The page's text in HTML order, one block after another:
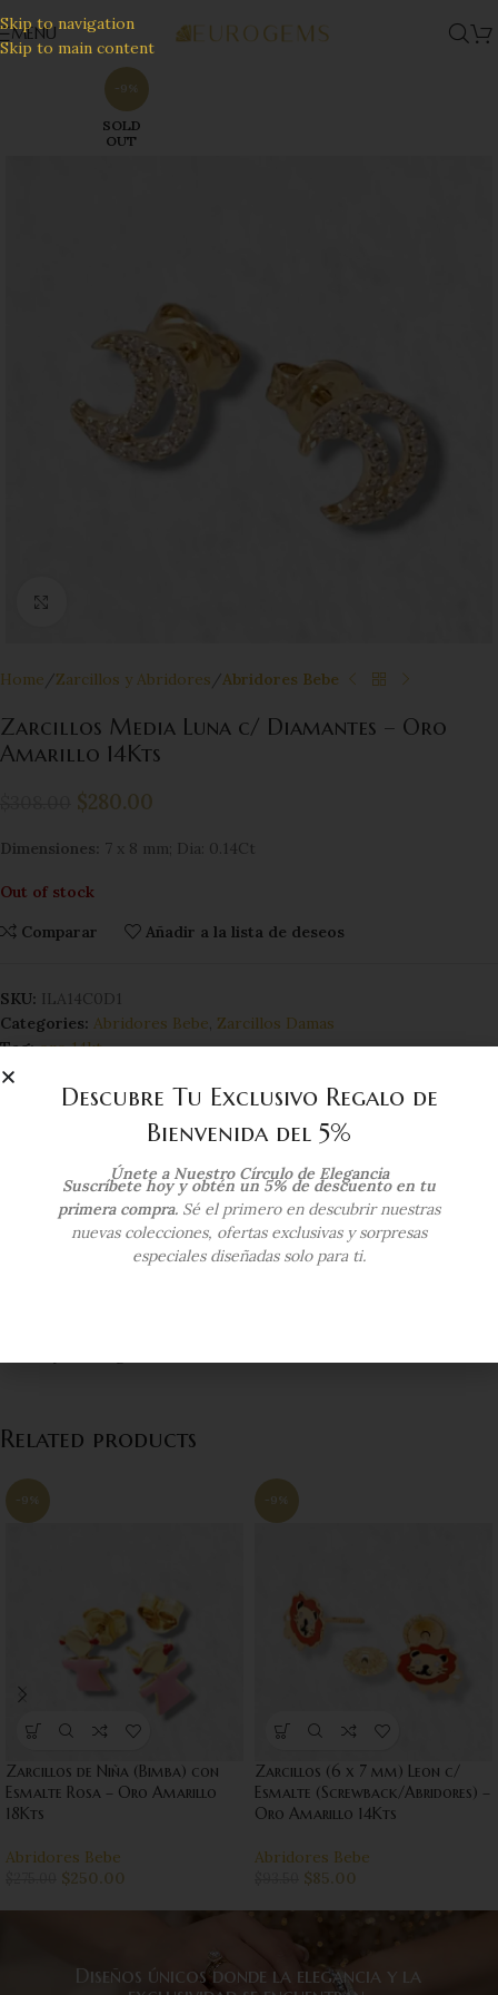
Skip to navigation
Skip to main content
MENU
-9%
SOLD
OUT
Home Zarcillos y Abridores Abridores Bebe
Zarcillos Media Luna c/ Diamantes – Oro
Amarillo 14Kts
$280.00
Dimensiones: 7 x 8 mm; Dia: 0.14Ct
Out of stock
Comparar
Añadir a la lista de deseos
SKU: ILA14C0D1
Categories: Abridores Bebe, Zarcillos Damas
Tag: oro 14kt
Compartir:
Additional information
COLOR DEL ORO
Oro Amarillo
Related products
-9%
Zarcillos de Niña (Bimba) con
Esmalte Rosa – Oro Amarillo
18Kts
Abridores Bebe
$250.00
-9%
Zarcillos (6 x 7 mm) Leon c/
Esmalte (Screwback/Abridores) –
Oro Amarillo 14Kts
Abridores Bebe
$85.00
Diseños únicos donde la elegancia y la
Descubre Tu Exclusivo Regalo de
Bienvenida del 5%
Únete a Nuestro Círculo de Elegancia
Suscríbete hoy y obtén un 5% de descuento en tu
primera compra. Sé el primero en descubrir nuestras
nuevas colecciones, ofertas exclusivas y sorpresas
especiales diseñadas solo para ti.